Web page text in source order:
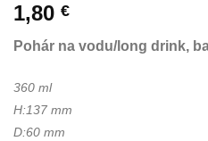
1,80 €
Pohár na vodu/long drink,
360 ml
H:137 mm
D:60 mm